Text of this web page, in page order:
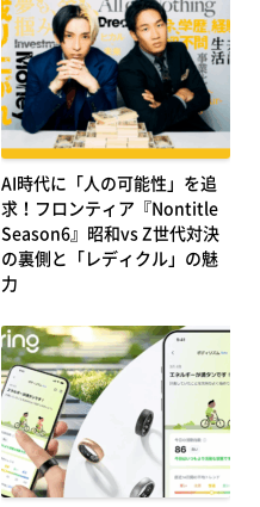
AI時代に「人の可能性」を追
求！フロンティア『Nontitle
Season6』昭和vs Z世代対決
の裏側と「レディクル」の魅
力